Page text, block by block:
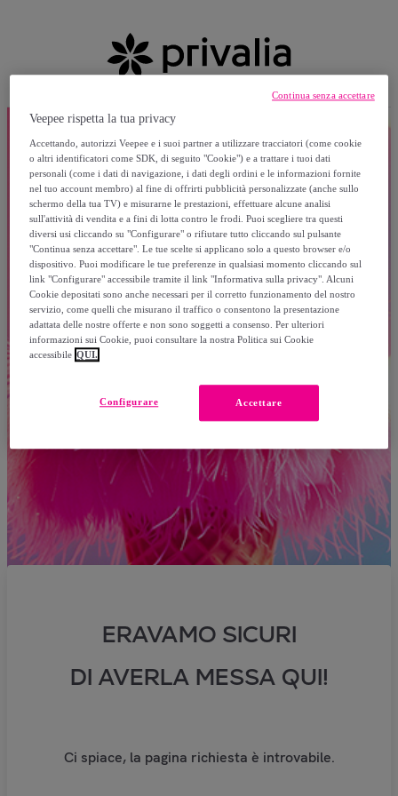
ERAVAMO SICURI
DI AVERLA MESSA QUI!
Ci spiace, la pagina richiesta è introvabile.
Veepee rispetta la tua privacy
Accettando, autorizzi Veepee e i suoi partner a utilizzare tracciatori (come cookie
o altri identificatori come SDK, di seguito "Cookie") e a trattare i tuoi dati
personali (come i dati di navigazione, i dati degli ordini e le informazioni fornite
nel tuo account membro) al fine di offrirti pubblicità personalizzate (anche sullo
schermo della tua TV) e misurarne le prestazioni, effettuare alcune analisi
sull'attività di vendita e a fini di lotta contro le frodi. Puoi scegliere tra questi
diversi usi cliccando su "Configurare" o rifiutare tutto cliccando sul pulsante
"Continua senza accettare". Le tue scelte si applicano solo a questo browser e/o
dispositivo. Puoi modificare le tue preferenze in qualsiasi momento cliccando sul
link "Configurare" accessibile tramite il link "Informativa sulla privacy". Alcuni
Cookie depositati sono anche necessari per il corretto funzionamento del nostro
servizio, come quelli che misurano il traffico o consentono la presentazione
adattata delle nostre offerte e non sono soggetti a consenso. Per ulteriori
informazioni sui Cookie, puoi consultare la nostra Politica sui Cookie
accessibile QUI.
Accettare
Configurare
Continua senza accettare